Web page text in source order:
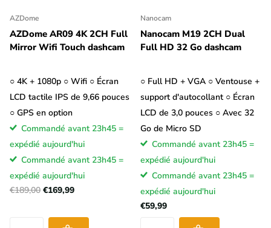
AZDome
AZDome AR09 4K 2CH Full
Mirror Wifi Touch dashcam
○ 4K + 1080p ○ Wifi ○ Écran
LCD tactile IPS de 9,66 pouces
○ GPS en option
Commandé avant 23h45 =
expédié aujourd'hui
Commandé avant 23h45 =
expédié aujourd'hui
€189,00 €169,99
Nanocam
Nanocam M19 2CH Dual
Full HD 32 Go dashcam
○ Full HD + VGA ○ Ventouse +
support d'autocollant ○ Écran
LCD de 3,0 pouces ○ Avec 32
Go de Micro SD
Commandé avant 23h45 =
expédié aujourd'hui
Commandé avant 23h45 =
expédié aujourd'hui
€59,99